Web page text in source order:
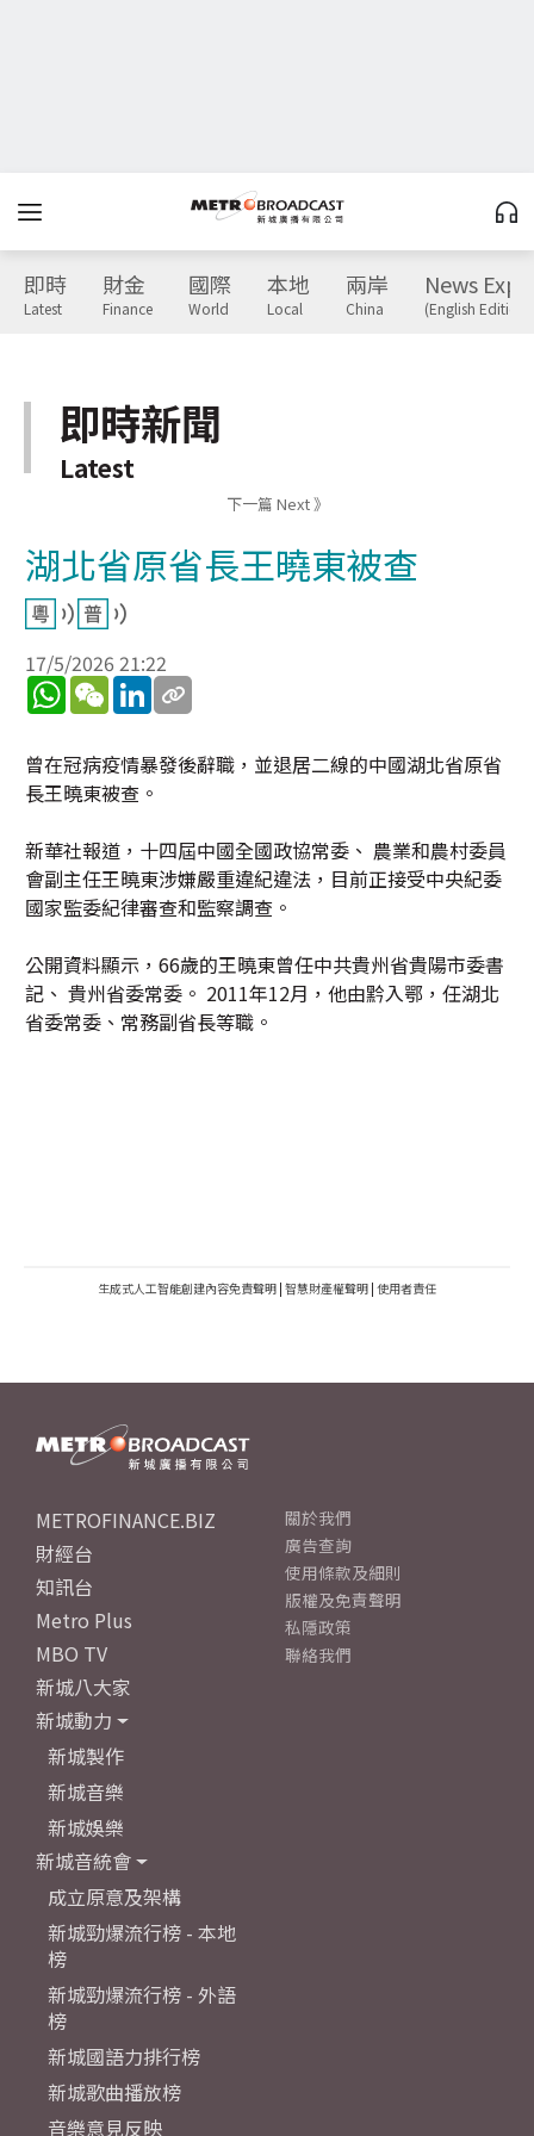
即時
Latest
財金
Finance
國際
World
本地
Local
兩岸
China
News
(English Edition)
即時新聞
Latest
下一篇 Next 》
湖北省原省長王曉東被查
17/5/2026 21:22
WhatsApp
WeChatLinkedIn
曾在冠病疫情暴發後辭職，並退居二線的中國湖北省原省
長王曉東被查。
新華社報道，十四屆中國全國政協常委、 農業和農村委員
會副主任王曉東涉嫌嚴重違紀違法，目前正接受中央紀委
國家監委紀律審查和監察調查。
公開資料顯示，66歲的王曉東曾任中共貴州省貴陽市委書
記、 貴州省委常委。 2011年12月，他由黔入鄂，任湖北
省委常委、常務副省長等職。
生成式人工智能創建內容免責聲明 | 智慧財產權聲明 | 使用者責任
METROFINANCE.BIZ
財經台
知訊台
Metro Plus
MBO TV
新城八大家
新城動力
新城製作
新城音樂
新城娛樂
新城音統會
成立原意及架構
新城勁爆流行榜 - 本地
榜
新城勁爆流行榜 - 外語
榜
新城國語力排行榜
新城歌曲播放榜
音樂意見反映
關於我們
廣告查詢
使用條款及細則
版權及免責聲明
私隱政策
聯絡我們